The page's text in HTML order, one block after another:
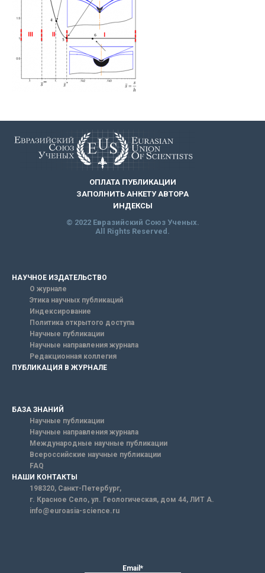
ОПЛАТА ПУБЛИКАЦИИ
ЗАПОЛНИТЬ АНКЕТУ АВТОРА
ИНДЕКСЫ
© 2022 Евразийский Союз Ученых.
All Rights Reserved.
НАУЧНОЕ ИЗДАТЕЛЬСТВО
О журнале
Этика научных публикаций
Индексирование
Политика открытого доступа
Научные публикации
Научные направления журнала
Редакционная коллегия
ПУБЛИКАЦИЯ В ЖУРНАЛЕ
БАЗА ЗНАНИЙ
Научные публикации
Научные направления журнала
Международные научные публикации
Всероссийские научные публикации
FAQ
НАШИ КОНТАКТЫ
198320, Санкт-Петербург,
г. Красное Село, ул. Геологическая, дом 44, ЛИТ А.
info@euroasia-science.ru
Email*